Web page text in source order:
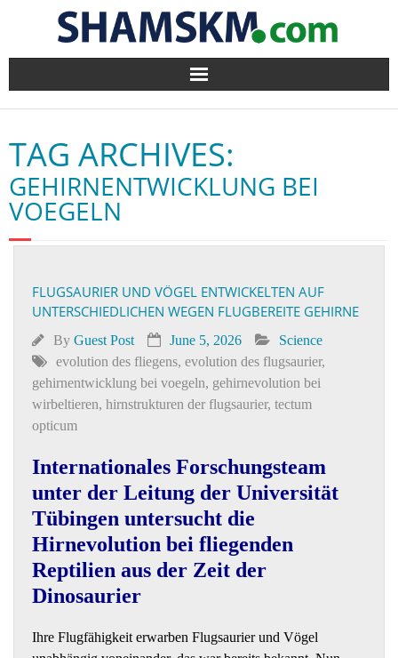
Home
BlogArena
Forum
About Us
Contact
TAG ARCHIVES:
GEHIRNENTWICKLUNG BEI
VOEGELN
FLUGSAURIER UND VÖGEL ENTWICKELTEN AUF
UNTERSCHIEDLICHEN WEGEN FLUGBEREITE GEHIRNE
By Guest Post June 5, 2026
Science
evolution des fliegens, evolution des flugsaurier,
gehirnentwicklung bei voegeln, gehirnevolution bei
wirbeltieren, hirnstrukturen der flugsaurier, tectum
opticum
Internationales Forschungsteam
unter der Leitung der Universität
Tübingen untersucht die
Hirnevolution bei fliegenden
Reptilien aus der Zeit der
Dinosaurier
Ihre Flugfähigkeit erwarben Flugsaurier und Vögel